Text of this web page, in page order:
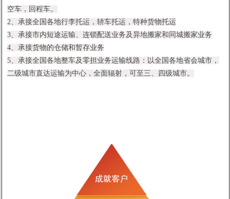
空车，回程车。
2、承接全国各地行李托运，轿车托运，特种货物托运
3、承接市内短途运输、连锁配送业务及异地搬家和同城搬家业务
4、承接货物的仓储和暂存业务
5、承接全国各地整车及零担业务运输线路：以全国各地省会城市，
二级城市直达运输为中心，全面辐射，可至三、四级城市。